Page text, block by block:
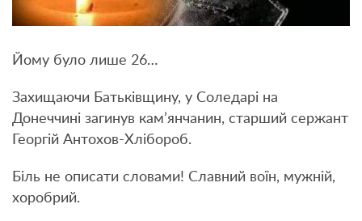
Йому було лише 26…
Захищаючи Батьківщину, у Соледарі на
Донеччині загинув кам’янчанин, старший сержант
Георгій Антохов-Хлібороб.
Біль не описати словами! Славний воїн, мужній,
хоробрий.